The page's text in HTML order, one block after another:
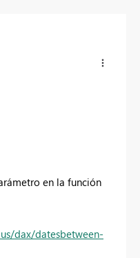
en la función
dax/datesbetween-